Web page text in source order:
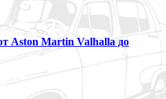
Aston Martin Valhalla до